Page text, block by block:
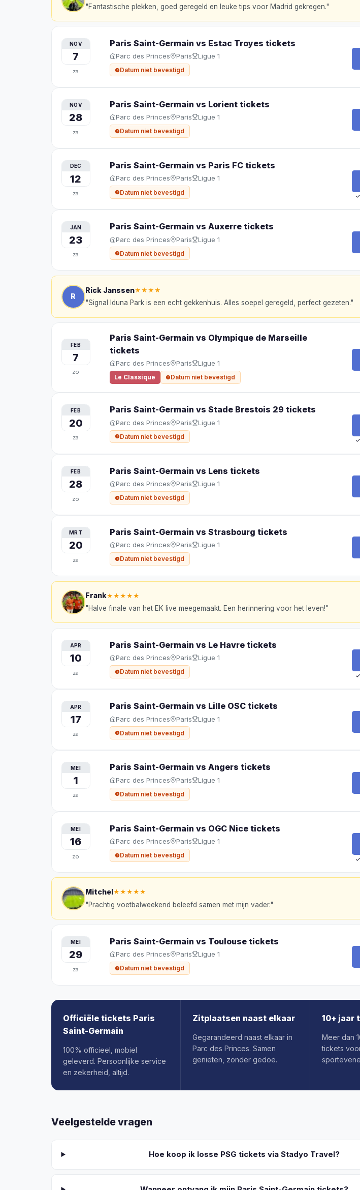
"Fantastische plekken, goed geregeld en leuke tips voor Madrid gekregen."
NOV
7
za
Paris Saint-Germain vs Estac Troyes tickets
Parc des Princes Paris Ligue 1
Datum niet bevestigd
NOV
28
za
Paris Saint-Germain vs Lorienttickets
Parc des Princes Paris Ligue 1
Datum niet bevestigd
DEC
12
za
Paris Saint-Germain vs Paris FCtickets
Parc des Princes Paris Ligue 1
Datum niet bevestigd
JAN
23
za
Paris Saint-Germain vs Auxerretickets
Parc des Princes Paris Ligue 1
Datum niet bevestigd
R
Rick Janssen★★★★
"Signal Iduna Park is een echt gekkenhuis. Alles soepel geregeld, perfect gezeten."
FEB
7
zo
Paris Saint-Germain vs Olympique de Marseille
tickets
Parc des Princes Paris Ligue 1
Le Classique Datum niet bevestigd
FEB
20
za
Paris Saint-Germain vs Stade Brestois 29 tickets
Parc des Princes Paris Ligue 1
Datum niet bevestigd
FEB
28
zo
Paris Saint-Germain vs Lens tickets
Parc des Princes Paris Ligue 1
Datum niet bevestigd
MRT
20
za
Paris Saint-Germain vs Strasbourg tickets
Parc des Princes Paris Ligue 1
Datum niet bevestigd
Frank★★★★★
"Halve finale van het EK live meegemaakt. Een herinnering voor het leven!"
APR
10
za
Paris Saint-Germain vs Le Havretickets
Parc des Princes Paris Ligue 1
Datum niet bevestigd
APR
17
za
Paris Saint-Germain vs Lille OSCtickets
Parc des Princes Paris Ligue 1
Datum niet bevestigd
MEI
1
za
Paris Saint-Germain vs Angers tickets
Parc des Princes Paris Ligue 1
Datum niet bevestigd
MEI
16
zo
Paris Saint-Germain vs OGC Nicetickets
Parc des Princes Paris Ligue 1
Datum niet bevestigd
Mitchel★★★★★
"Prachtig voetbalweekend beleefd samen met mijn vader."
MEI
29
za
Paris Saint-Germain vs Toulousetickets
Parc des Princes Paris Ligue 1
Datum niet bevestigd
Officiële tickets Paris
Saint-Germain
100% officieel, mobiel
geleverd. Persoonlijke service
en zekerheid, altijd.
Zitplaatsen naast elkaar
Gegarandeerd naast elkaar in
Parc des Princes. Samen
genieten, zonder gedoe.
10+ jaar
Meer dan
tickets
Veelgestelde vragen
Hoe koop ik losse PSG tickets via Stadyo Travel?